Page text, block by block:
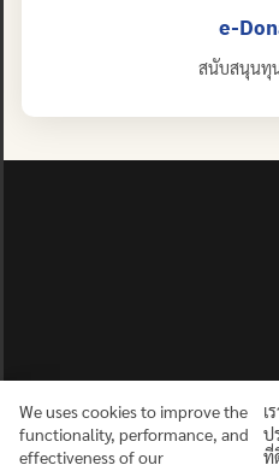
e-
สนับสนุนทุ
We uses cookies to improve the
functionality, performance, and
effectiveness of our
เ
ป
ที่